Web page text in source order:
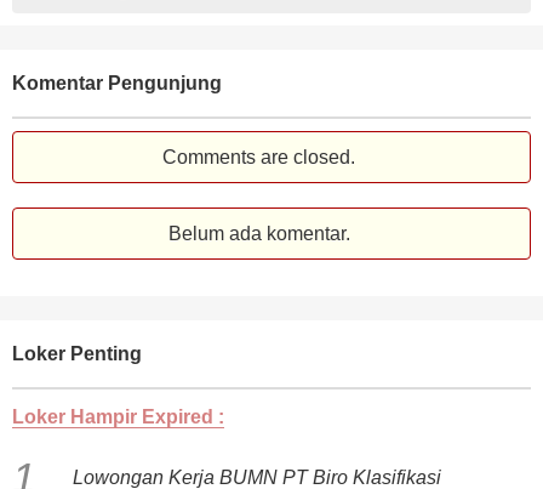
Komentar Pengunjung
Comments are closed.
Belum ada komentar.
Loker Penting
Loker Hampir Expired :
Lowongan Kerja BUMN PT Biro Klasifikasi